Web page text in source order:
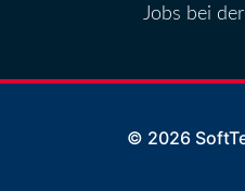
Jobs bei
© 2026